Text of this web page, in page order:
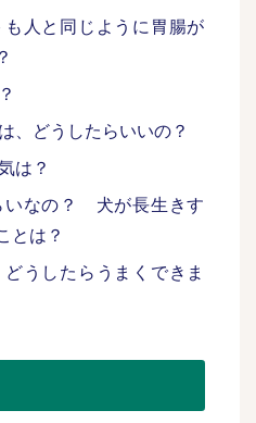
人と同じように胃腸が
、どうしたらいいの？
は？
いなの？ 犬が長生きす
とは？
うしたらうまくできま